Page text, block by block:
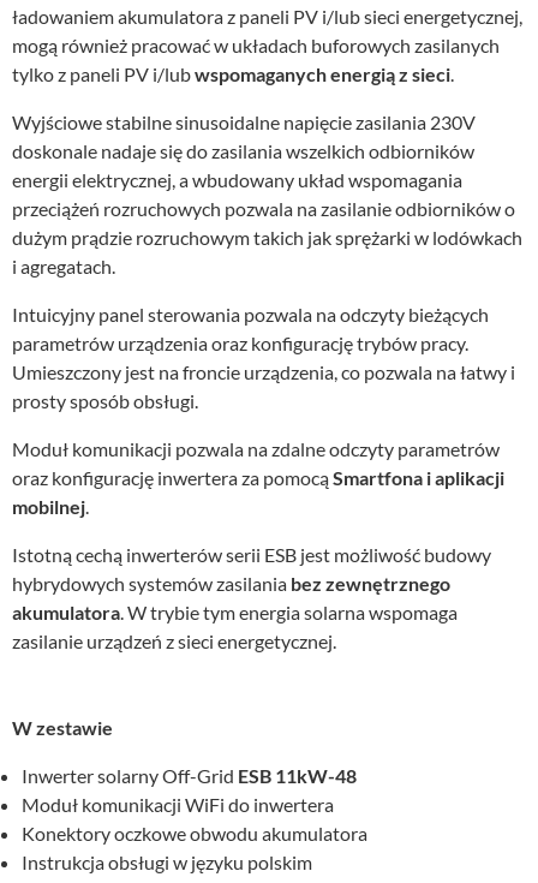
ładowaniem akumulatora z paneli PV i/lub sieci energetycznej,
mogą również pracować w układach buforowych zasilanych
tylko z paneli PV i/lubwspomaganych energią z sieci.
Wyjściowe stabilne sinusoidalne napięcie zasilania 230V
doskonale nadaje się do zasilania wszelkich odbiorników
energii elektrycznej, a wbudowany układ wspomagania
przeciążeń rozruchowych pozwala na zasilanie odbiorników o
dużym prądzie rozruchowym takich jak sprężarki w lodówkach
i agregatach.
Intuicyjny panel sterowania pozwala na odczyty bieżących
parametrów urządzenia oraz konfigurację trybów pracy.
Umieszczony jest na froncie urządzenia, co pozwala na łatwy i
prosty sposób obsługi.
Moduł komunikacji pozwala na zdalne odczyty parametrów
oraz konfigurację inwertera za pomocąSmartfona i aplikacji
mobilnej.
Istotną cechą inwerterów serii ESB jest możliwość budowy
hybrydowych systemów zasilania bez zewnętrznego
akumulatora. W trybie tym energia solarna wspomaga
zasilanie urządzeń z sieci energetycznej.
W zestawie
Inwerter solarny Off-Grid ESB 11kW-48
Moduł komunikacji WiFi do inwertera
Konektory oczkowe obwodu akumulatora
Instrukcja obsługi w języku polskim